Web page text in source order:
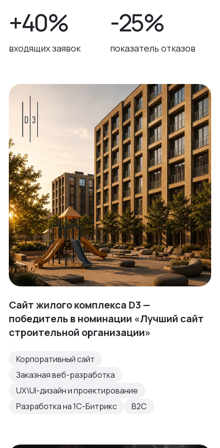
+40%
входящих заявок
-25%
показатель отказов
Сайт жилого комплекса D3 —
победитель в номинации «Лучший сайт
строительной организации»
Корпоративный сайт
Заказная веб-разработка
UX\UI-дизайн и проектирование
Разработка на 1С-Битрикс
B2C